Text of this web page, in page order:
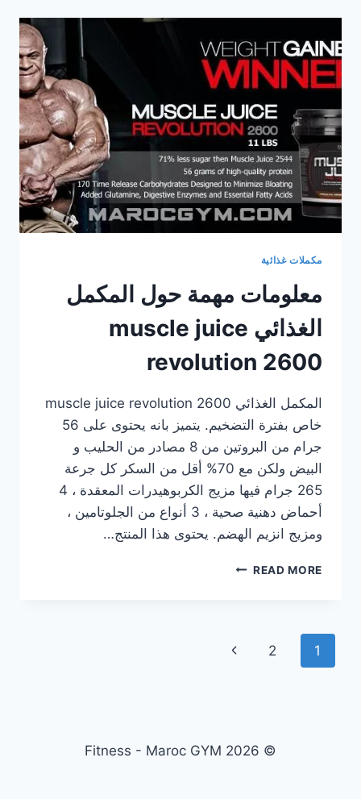
عنصر
يحتاجه
لاعبى
كمال
الأجسام
من
أجل
بناء
عضلى
طبيعى
وصحى
سليم
مكملات غذائية
معلومات مهمة حول المكمل
الغذائي muscle juice
revolution 2600
المكمل الغذائي muscle juice revolution 2600
خاص بفترة التضخيم. يتميز بانه يحتوى على 56
جرام من البروتين من 8 مصادر من الحليب و
البيض ولكن مع 70% أقل من السكر كل جرعة
265 جرام فيها مزيج الكربوهيدرات المعقدة ، 4
أحماض دهنية صحية ، 3 أنواع من الجلوتامين ،
ومزيج انزيم الهضم. يحتوى هذا المنتج…
READ MOREمعلومات
MUSCLE
Page
1
2
Next
© 2026 Fitness - Maroc GYM